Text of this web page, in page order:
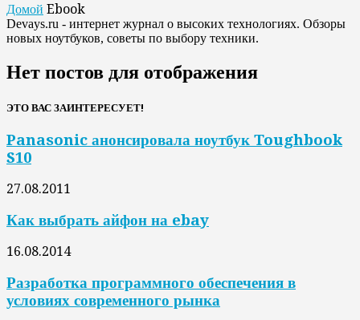
Домой Ebook
Devays.ru - интернет журнал о высоких технологиях. Обзоры
новых ноутбуков, советы по выбору техники.
Нет постов для отображения
ЭТО ВАС ЗАИНТЕРЕСУЕТ!
Panasonic анонсировала ноутбук Toughbook
S10
27.08.2011
Как выбрать айфон на ebay
16.08.2014
Разработка программного обеспечения в
условиях современного рынка